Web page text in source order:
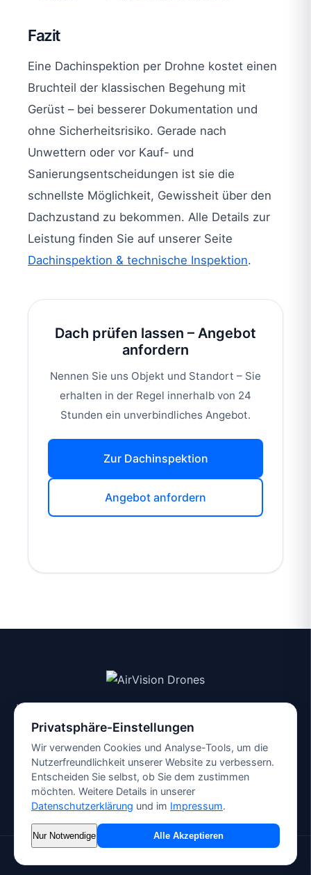
Fazit
Eine Dachinspektion per Drohne kostet einen
Bruchteil der klassischen Begehung mit
Gerüst – bei besserer Dokumentation und
ohne Sicherheitsrisiko. Gerade nach
Unwettern oder vor Kauf- und
Sanierungsentscheidungen ist sie die
schnellste Möglichkeit, Gewissheit über den
Dachzustand zu bekommen. Alle Details zur
Leistung finden Sie auf unserer Seite
Dachinspektion & technische Inspektion.
Dach prüfen lassen – Angebot
anfordern
Nennen Sie uns Objekt und Standort – Sie
erhalten in der Regel innerhalb von 24
Stunden ein unverbindliches Angebot.
Zur Dachinspektion
Angebot anfordern
Ihr Drohnendienstleister für PV-Inspektion in Sachsen
& Mitteldeutschland
Impressum
Datenschutz
Ratgeber
Kontakt
Privatsphäre-Einstellungen
Wir verwenden Cookies und Analyse-Tools, um die
Nutzerfreundlichkeit unserer Website zu verbessern.
Entscheiden Sie selbst, ob Sie dem zustimmen
möchten. Weitere Details in unserer
Datenschutzerklärung und im Impressum.
Nur Notwendige Alle Akzeptieren